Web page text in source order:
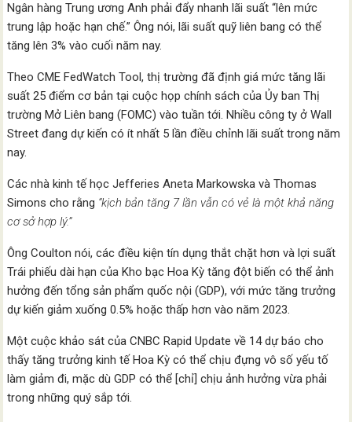
Ngân hàng Trung ương Anh phải đẩy nhanh lãi suất “lên mức
trung lập hoặc hạn chế.” Ông nói, lãi suất quỹ liên bang có thể
tăng lên 3% vào cuối năm nay.
Theo CME FedWatch Tool, thị trường đã định giá mức tăng lãi
suất 25 điểm cơ bản tại cuộc họp chính sách của Ủy ban Thị
trường Mở Liên bang (FOMC) vào tuần tới. Nhiều công ty ở Wall
Street đang dự kiến có ít nhất 5 lần điều chỉnh lãi suất trong năm
nay.
Các nhà kinh tế học Jefferies Aneta Markowska và Thomas
Simons cho rằng “kịch bản tăng 7 lần vẫn có vẻ là một khả năng
cơ sở hợp lý.”
Ông Coulton nói, các điều kiện tín dụng thắt chặt hơn và lợi suất
Trái phiếu dài hạn của Kho bạc Hoa Kỳ tăng đột biến có thể ảnh
hưởng đến tổng sản phẩm quốc nội (GDP), với mức tăng trưởng
dự kiến ​​giảm xuống 0.5% hoặc thấp hơn vào năm 2023.
Một cuộc khảo sát của CNBC Rapid Update về 14 dự báo cho
thấy tăng trưởng kinh tế Hoa Kỳ có thể chịu đựng vô số yếu tố
làm giảm đi, mặc dù GDP có thể [chỉ] chịu ảnh hưởng vừa phải
trong những quý sắp tới.